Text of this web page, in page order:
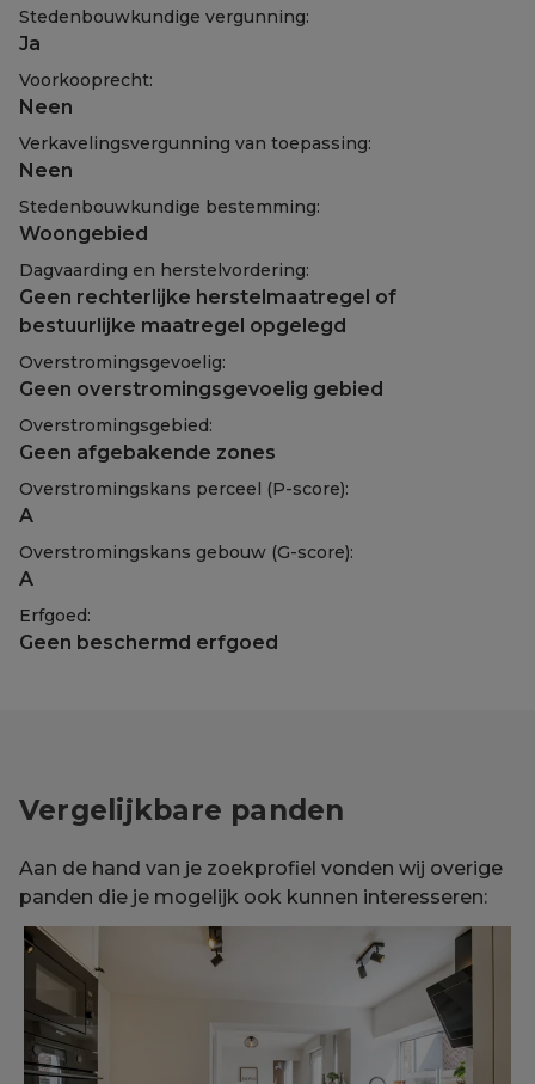
Stedenbouwkundige vergunning:
Ja
Voorkooprecht:
Neen
Verkavelingsvergunning van toepassing:
Neen
Stedenbouwkundige bestemming:
Woongebied
Dagvaarding en herstelvordering:
Geen rechterlijke herstelmaatregel of
bestuurlijke maatregel opgelegd
Overstromingsgevoelig:
Geen overstromingsgevoelig gebied
Overstromingsgebied:
Geen afgebakende zones
Overstromingskans perceel (P-score):
A
Overstromingskans gebouw (G-score):
A
Erfgoed:
Geen beschermd erfgoed
Vergelijkbare panden
Aan de hand van je zoekprofiel vonden wij overige
panden die je mogelijk ook kunnen interesseren: